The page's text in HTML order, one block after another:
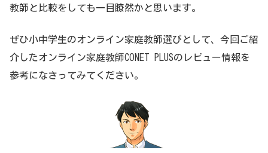
教師と比較をしても一目瞭然かと思います。
ぜひ小中学生のオンライン家庭教師選びとして、今回ご紹
介したオンライン家庭教師CONET PLUSのレビュー情報を
参考になさってみてください。